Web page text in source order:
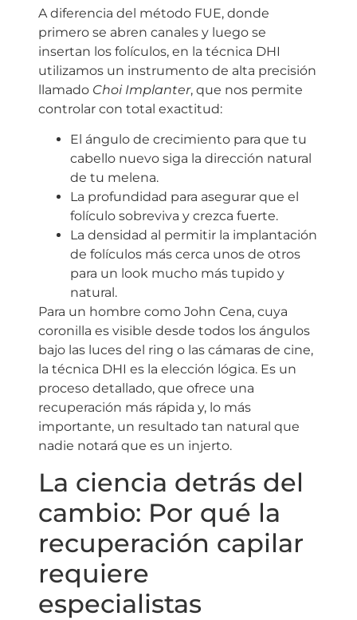
A diferencia del método FUE, donde
primero se abren canales y luego se
insertan los folículos, en la técnica DHI
utilizamos un instrumento de alta precisión
llamado Choi Implanter, que nos permite
controlar con total exactitud:
El ángulo de crecimiento para que tu
cabello nuevo siga la dirección natural
de tu melena.
La profundidad para asegurar que el
folículo sobreviva y crezca fuerte.
La densidad al permitir la implantación
de folículos más cerca unos de otros
para un look mucho más tupido y
natural.
Para un hombre como John Cena, cuya
coronilla es visible desde todos los ángulos
bajo las luces del ring o las cámaras de cine,
la técnica DHI es la elección lógica. Es un
proceso detallado, que ofrece una
recuperación más rápida y, lo más
importante, un resultado tan natural que
nadie notará que es un injerto.
La ciencia detrás del
cambio: Por qué la
recuperación capilar
requiere
especialistas